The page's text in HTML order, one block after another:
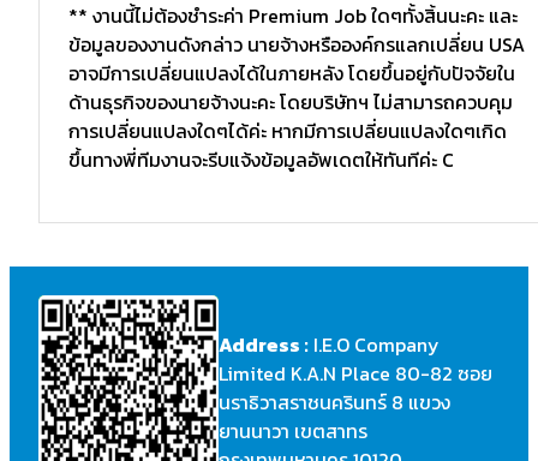
** งานนี้ไม่ต้องชำระค่า Premium Job ใดๆทั้งสิ้นนะคะ และ
ข้อมูลของงานดังกล่าว นายจ้างหรือองค์กรแลกเปลี่ยน USA
อาจมีการเปลี่ยนแปลงได้ในภายหลัง โดยขึ้นอยู่กับปัจจัยใน
ด้านธุรกิจของนายจ้างนะคะ โดยบริษัทฯ ไม่สามารถควบคุม
การเปลี่ยนแปลงใดๆได้ค่ะ หากมีการเปลี่ยนแปลงใดๆเกิด
ขึ้นทางพี่ทีมงานจะรีบแจ้งข้อมูลอัพเดตให้ทันทีค่ะ C
Address : I.E.O Company
Limited K.A.N Place 80-82 ซอย
นราธิวาสราชนครินทร์ 8 แขวง
ยานนาวา เขตสาทร